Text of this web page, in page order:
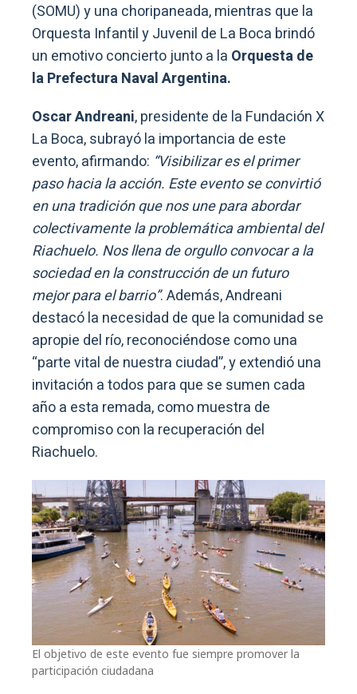
(SOMU) y una choripaneada, mientras que la
Orquesta Infantil y Juvenil de La Boca brindó
un emotivo concierto junto a la Orquesta de
la Prefectura Naval Argentina.
Oscar Andreani, presidente de la Fundación X
La Boca, subrayó la importancia de este
evento, afirmando: “Visibilizar es el primer
paso hacia la acción. Este evento se convirtió
en una tradición que nos une para abordar
colectivamente la problemática ambiental del
Riachuelo. Nos llena de orgullo convocar a la
sociedad en la construcción de un futuro
mejor para el barrio”. Además, Andreani
destacó la necesidad de que la comunidad se
apropie del río, reconociéndose como una
“parte vital de nuestra ciudad”, y extendió una
invitación a todos para que se sumen cada
año a esta remada, como muestra de
compromiso con la recuperación del
Riachuelo.
El objetivo de este evento fue siempre promover la
participación ciudadana